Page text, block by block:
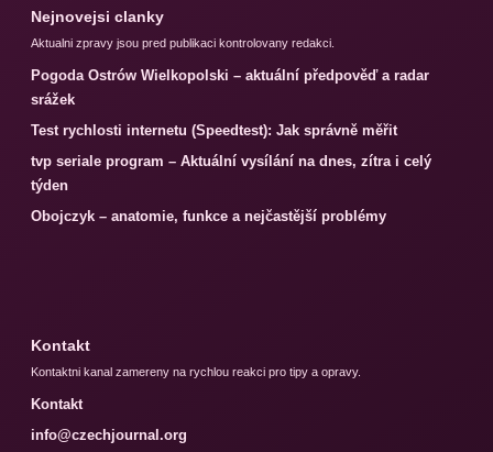
Nejnovejsi clanky
Aktualni zpravy jsou pred publikaci kontrolovany redakci.
Pogoda Ostrów Wielkopolski – aktuální předpověď a radar
srážek
Test rychlosti internetu (Speedtest): Jak správně měřit
tvp seriale program – Aktuální vysílání na dnes, zítra i celý
týden
Obojczyk – anatomie, funkce a nejčastější problémy
Kontakt
Kontaktni kanal zamereny na rychlou reakci pro tipy a opravy.
Kontakt
info@czechjournal.org